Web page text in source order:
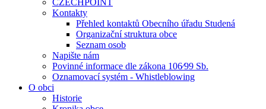
CZECHPOINT
Kontakty
Přehled kontaktů Obecního úřadu Studená
Organizační struktura obce
Seznam osob
Napište nám
Povinné informace dle zákona 106⁄99 Sb.
Oznamovací systém - Whistleblowing
O obci
Historie